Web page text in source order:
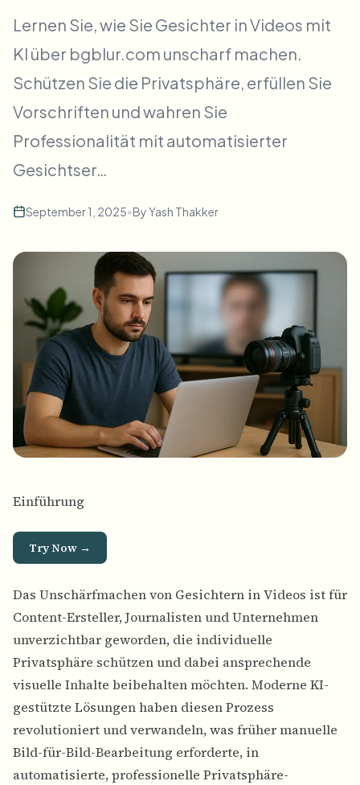
Gesichtstausch - Video
Video-Intelligenz
Bulk-Video-Blur
Viele Videos auf einmal bearbeiten
Massen-Gesichtsweichzeichnung
Hochdurchsatz-Pipelines
Alles weichzeichnen
Enterprise-Zonen, Richtlinien und Überprüfung
API & SDK
Uploads, Jobs und Webhooks automatisieren
Kontaktformular
Massen-Hintergrundentfernung
Lernen Sie, wie Sie Gesichter in Videos mit
KI über bgblur.com unscharf machen.
Schützen Sie die Privatsphäre, erfüllen Sie
Vorschriften und wahren Sie
Professionalität mit automatisierter
Gesichtser…
September 1, 2025•ByYash Thakker
Einführung
Try Now →
Das Unschärfmachen von Gesichtern in Videos ist für
Content-Ersteller, Journalisten und Unternehmen
unverzichtbar geworden, die individuelle
Privatsphäre schützen und dabei ansprechende
visuelle Inhalte beibehalten möchten. Moderne KI-
gestützte Lösungen haben diesen Prozess
revolutioniert und verwandeln, was früher manuelle
Bild-für-Bild-Bearbeitung erforderte, in
automatisierte, professionelle Privatsphäre-